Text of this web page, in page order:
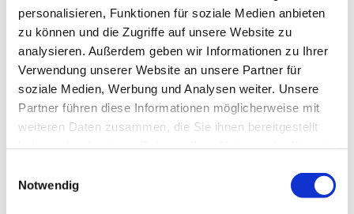
personalisieren, Funktionen für soziale Medien anbieten
zu können und die Zugriffe auf unsere Website zu
analysieren. Außerdem geben wir Informationen zu Ihrer
Verwendung unserer Website an unsere Partner für
soziale Medien, Werbung und Analysen weiter. Unsere
Partner führen diese Informationen möglicherweise mit
weiteren Daten zusammen, die Sie ihnen bereitgestellt
Notwendig
4 Wochen
Premium Bundesweit
Geschäftsführer / CEO /
Delivery
Premium